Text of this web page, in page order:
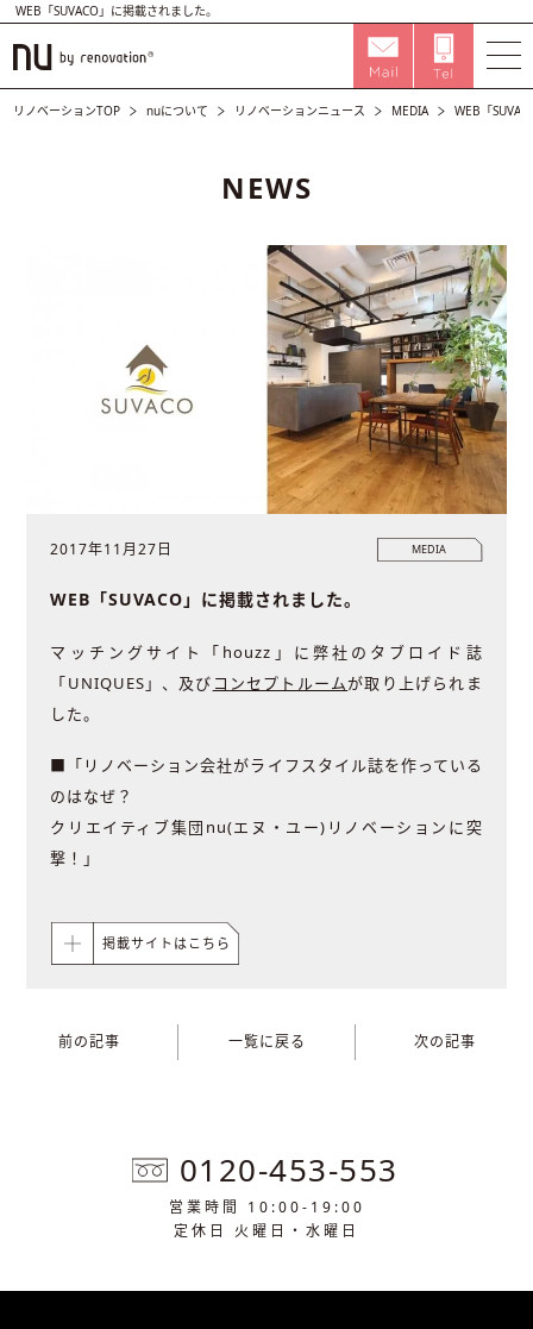
WEB「SUVACO」に掲載されました。
リノベーションTOP nuについて リノベーションニュース MEDIA WEB「
NEWS
MEDIA
2017年11月27日
WEB「SUVACO」に掲載されました。
マッチングサイト「houzz」に弊社のタブロイド誌
「UNIQUES」、及び コンセプトルームが取り上げられま
した。
■「リノベーション会社がライフスタイル誌を作っている
のはなぜ？
クリエイティブ集団nu(エヌ・ユー)リノベーションに突
撃！」
掲載サイトはこちら
前の記事 一覧に戻る 次の記事
0120-453-553
営業時間 10:00-19:00
定休日 火曜日・水曜日